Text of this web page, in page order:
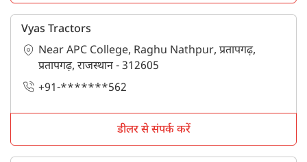
Vyas Tractors
Near APC College, Raghu Nathpur, प्रतापगढ़,
प्रतापगढ़, राजस्थान - 312605
+91-*******562
डीलर से संपर्क करें